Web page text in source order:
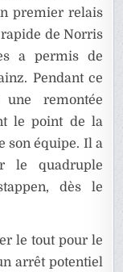
premier relais
de Norris
a permis de
Pendant ce
remontée
le point de la
son équipe. Il a
le quadruple
dès le
le tout pour le
arrêt potentiel